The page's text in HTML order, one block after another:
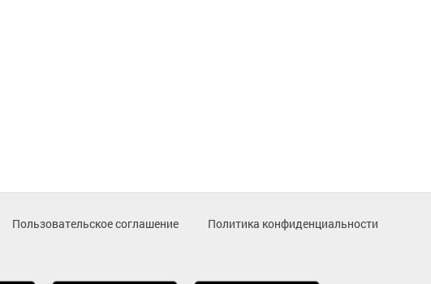
Пользовательское соглашение
Политика конфиденциальности